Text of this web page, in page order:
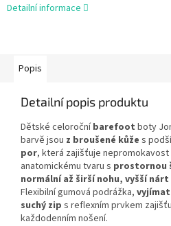
Detailní informace
Popis
Detailní popis produktu
Dětské celoročníbarefoot boty
barvě jsou z broušené kůže s
por, která zajišťuje
anatomickému tvaru s prostornou
normální až širší nohu, vyšší
Flexibilní gumová podrážka,
suchý zip s reflexním prvkem
každodenním nošení.